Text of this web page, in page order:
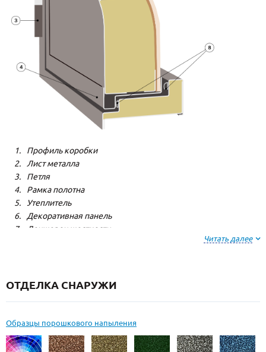
Профиль коробки
Лист металла
Петля
Рамка полотна
Утеплитель
Декоративная панель
Лонжерон жесткости
Читать далее
ОТДЕЛКА СНАРУЖИ
Образцы порошкового напыления